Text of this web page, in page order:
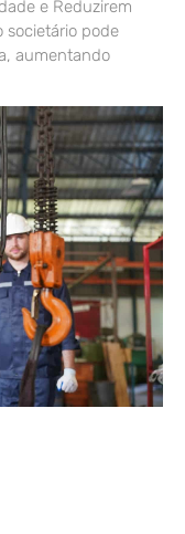
e Reduzirem
societário pode
aumentando